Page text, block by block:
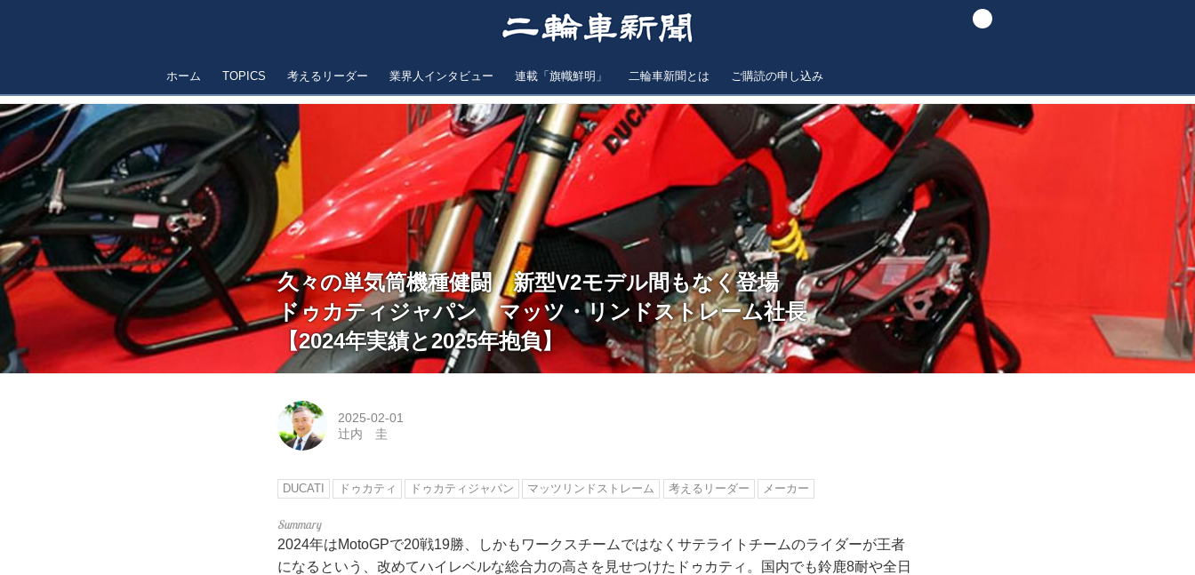
ホーム TOPICS 考えるリーダー 業界人インタビュー 連載「旗幟鮮明」 二輪車新聞とは ご購読の申し込み
久々の単気筒機種健闘 新型V2モデル間もなく登場
ドゥカティジャパン マッツ・リンドストレーム社長
【2024年実績と2025年抱負】
2025-02-01
辻内 圭
DUCATI ドゥカティ ドゥカティジャパン マッツリンドストレーム 考えるリーダー メーカー
2024年はMotoGPで20戦19勝、しかもワークスチームではなくサテライトチームのライダーが王者
になるという、改めてハイレベルな総合力の高さを見せつけたドゥカティ。国内でも鈴鹿8耐や全日